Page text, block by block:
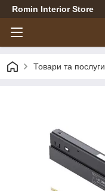
Romin Interior Store
Товари та послуги